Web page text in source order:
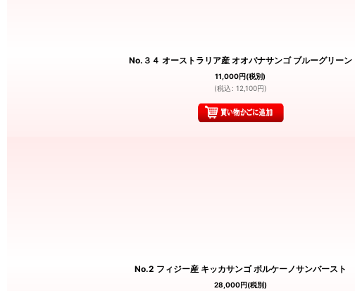
No.３４ オーストラリア産 オオバナサンゴ ブルーグリーン
11,000円(税別)
(税込 : 12,100円)
No.2 フィジー産 キッカサンゴ ボルケーノサンバースト
28,000円(税別)